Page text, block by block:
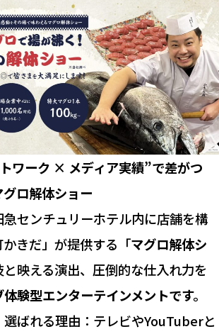
ワーク × メディア実績”で差がつ
ロ解体ショー
センチュリーホテル内に店舗を構
きだ」が提供する「マグロ解体シ
と映える演出、圧倒的な仕入れ力を
験型エンターテインメントです。
選ばれる理由：テレビやYouTuberと